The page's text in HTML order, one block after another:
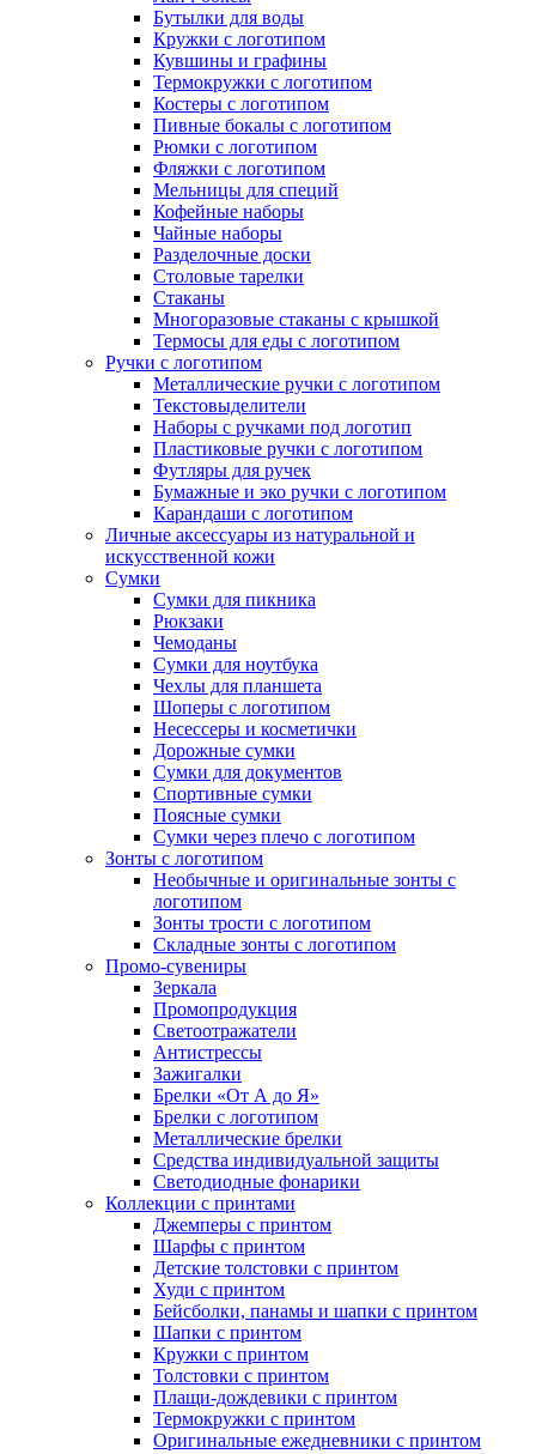
Бутылки для воды
Кружки с логотипом
Кувшины и графины
Термокружки с логотипом
Костеры с логотипом
Пивные бокалы с логотипом
Рюмки с логотипом
Фляжки с логотипом
Мельницы для специй
Кофейные наборы
Чайные наборы
Разделочные доски
Столовые тарелки
Стаканы
Многоразовые стаканы с крышкой
Термосы для еды с логотипом
Ручки с логотипом
Металлические ручки с логотипом
Текстовыделители
Наборы с ручками под логотип
Пластиковые ручки с логотипом
Футляры для ручек
Бумажные и эко ручки с логотипом
Карандаши с логотипом
Личные аксессуары из натуральной и
искусственной кожи
Сумки
Сумки для пикника
Рюкзаки
Чемоданы
Сумки для ноутбука
Чехлы для планшета
Шоперы с логотипом
Несессеры и косметички
Дорожные сумки
Сумки для документов
Спортивные сумки
Поясные сумки
Сумки через плечо с логотипом
Зонты с логотипом
Необычные и оригинальные зонты с
логотипом
Зонты трости с логотипом
Складные зонты с логотипом
Промо-сувениры
Зеркала
Промопродукция
Светоотражатели
Антистрессы
Зажигалки
Брелки «От А до Я»
Брелки с логотипом
Металлические брелки
Средства индивидуальной защиты
Светодиодные фонарики
Коллекции с принтами
Джемперы с принтом
Шарфы с принтом
Детские толстовки с принтом
Худи с принтом
Бейсболки, панамы и шапки с принтом
Шапки с принтом
Кружки с принтом
Толстовки с принтом
Плащи-дождевики с принтом
Термокружки с принтом
Оригинальные ежедневники с принтом